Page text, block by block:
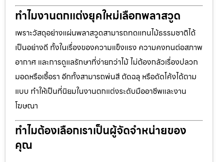
ทำไมงานตกแต่งยุคใหม่เลือกพลาสวูด
เพราะวัสดุอย่างแผ่นพลาสวูดสามารถทดแทนไม้ธรรมชาติได้
เป็นอย่างดี ทั้งในเรื่องของความแข็งแรง ความคงทนต่อสภาพ
อากาศ และการดูแลรักษาที่ง่ายกว่าไม้ ไม่ต้องกลัวเรื่องปลวก
มอดหรือเชื้อรา อีกทั้งสามารถพ่นสี ตัดฉลุ หรือดัดโค้งได้ตาม
แบบ ทำให้เป็นที่นิยมในงานตกแต่งระดับมืออาชีพและงาน
โฆษณา
ทำไมต้องเลือกเราเป็นผู้จัดจำหน่ายของ
คุณ